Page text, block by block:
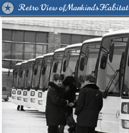
Retro View of Mankind's Habitat